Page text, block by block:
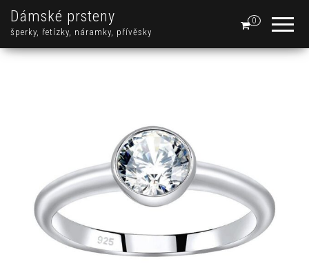
Dámské prsteny
šperky, řetízky, náramky, přívěsky
0